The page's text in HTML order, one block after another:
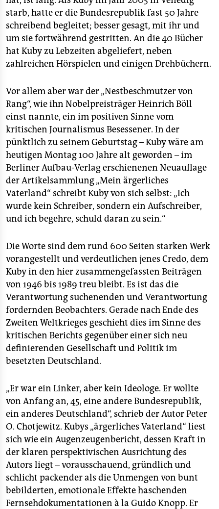
starb, hatte er die Bundesrepublik fast 50 Jahre
schreibend begleitet; besser gesagt, mit ihr und
um sie fortwährend gestritten. An die 40 Bücher
hat Kuby zu Lebzeiten abgeliefert, neben
zahlreichen Hörspielen und einigen Drehbüchern.
Vor allem aber war der „Nestbeschmutzer von
Rang“, wie ihn Nobelpreisträger Heinrich Böll
einst nannte, ein im positiven Sinne vom
kritischen Journalismus Besessener. In der
pünktlich zu seinem Geburtstag – Kuby wäre am
heutigen Montag 100 Jahre alt geworden – im
Berliner Aufbau-Verlag erschienenen Neuauflage
der Artikelsammlung „Mein ärgerliches
Vaterland“ schreibt Kuby von sich selbst: „Ich
wurde kein Schreiber, sondern ein Aufschreiber,
und ich begehre, schuld daran zu sein.“
Die Worte sind dem rund 600 Seiten starken Werk
vorangestellt und verdeutlichen jenes Credo, dem
Kuby in den hier zusammengefassten Beiträgen
von 1946 bis 1989 treu bleibt. Es ist das die
Verantwortung suchenenden und Verantwortung
fordernden Beobachters. Gerade nach Ende des
Zweiten Weltkrieges geschieht dies im Sinne des
kritischen Berichts gegenüber einer sich neu
definierenden Gesellschaft und Politik im
besetzten Deutschland.
„Er war ein Linker, aber kein Ideologe. Er wollte
von Anfang an, 45, eine andere Bundesrepublik,
ein anderes Deutschland“, schrieb der Autor Peter
O. Chotjewitz. Kubys „ärgerliches Vaterland“ liest
sich wie ein Augenzeugenbericht, dessen Kraft in
der klaren perspektivischen Ausrichtung des
Autors liegt – vorausschauend, gründlich und
schlicht packender als die Unmengen von bunt
bebilderten, emotionale Effekte haschenden
Fernsehdokumentationen à la Guido Knopp. Er